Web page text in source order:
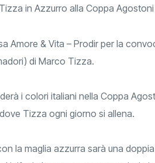
Amore & Vita – Prodir per la
di Marco Tizza.
i colori italiani nella Coppa
Tizza ogni giorno si allena.
la maglia azzurra sarà una